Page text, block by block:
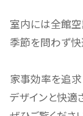
室内には全館空
季節を問わず快
家事効率を追求
デザインと快適